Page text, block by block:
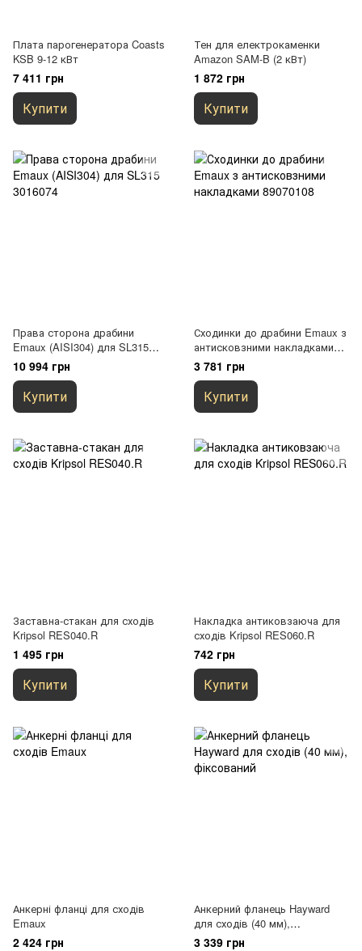
Плата парогенератора Coasts
KSB 9-12 кВт
7 411 грн
Купити
Тен для електрокаменки
Amazon SAM-B (2 кВт)
1 872 грн
Купити
Права сторона драбини
Emaux (AISI304) для SL315
3016074
10 994 грн
Купити
Сходинки до драбини Emaux з
антисковзними накладками
89070108
3 781 грн
Купити
Заставна-стакан для сходів
Kripsol RES040.R
1 495 грн
Купити
Накладка антиковзаюча для
сходів Kripsol RES060.R
742 грн
Купити
Анкерні фланці для сходів
Emaux
2 424 грн
Анкерний фланець Hayward
для сходів (40 мм),
фіксований
3 339 грн